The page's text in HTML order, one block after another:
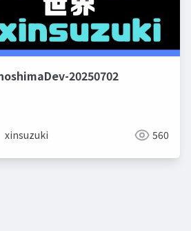
20250702
xinsuzuki 560